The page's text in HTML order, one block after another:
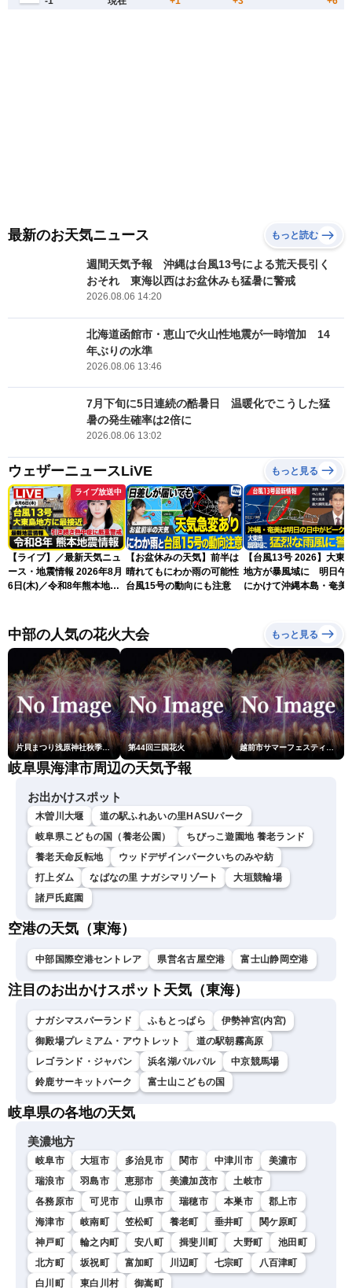
最新のお天気ニュース もっと読む
週間天気予報 沖縄は台風13号による荒天長引く
おそれ 東海以西はお盆休みも猛暑に警戒
2026.08.06 14:20
北海道函館市・恵山で火山性地震が一時増加 14
年ぶりの水準
2026.08.06 13:46
7月下旬に5日連続の酷暑日 温暖化でこうした猛
暑の発生確率は2倍に
2026.08.06 13:02
ウェザーニュースLiVE もっと見る
ライブ放送中
【ライブ】／最新天気ニュ
ース・地震情報 2026年8月
6日(木)／令和8年熊本地震
ースLiVEアフタヌーン・青
原桃香／本田竜也〉
【お盆休みの天気】前半は
晴れてもにわか雨の可能性
台風15号の動向にも注意
【台風13号 2026】大東
地方が暴風域に 明日午
にかけて沖縄本島・奄美
中部の人気の花火大会 もっと見る
片貝まつり浅原神社秋季例大祭奉納大煙火 第44回三国花火 越前市サマーフェスティバル花火大会
岐阜県海津市周辺の天気予報
お出かけスポット
木曽川大堰
道の駅ふれあいの⾥HASUパーク
岐阜県こどもの国（養老公園）
ちびっこ遊園地 養老ランド
養老天命反転地
ウッドデザインパークいちのみや紡
打上ダム
なばなの里 ナガシマリゾート
大垣競輪場
諸戸氏庭園
空港の天気（東海）
中部国際空港セントレア 県営名古屋空港 富士山静岡空港
注目のお出かけスポット天気（東海）
ナガシマスパーランド ふもとっぱら
伊勢神宮(内宮)
御殿場プレミアム・アウトレット
道の駅朝霧高原
レゴランド・ジャパン
浜名湖パルパル
中京競馬場
鈴鹿サーキットパーク
富士山こどもの国
岐阜県の各地の天気
美濃地方
岐阜市 大垣市 多治見市 関市 中津川市
美濃市
瑞浪市
羽島市 恵那市 美濃加茂市
土岐市
各務原市
可児市 山県市 瑞穂市 本巣市
郡上市
海津市
岐南町 笠松町 養老町 垂井町
関ケ原町
神戸町
輪之内町 安八町 揖斐川町 大野町
池田町
北方町
坂祝町 富加町 川辺町 七宗町
八百津町
白川町
東白川村 御嵩町